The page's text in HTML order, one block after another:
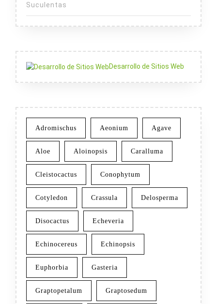
Suculentas
Desarrollo de Sitios Web
Adromischus Aeonium Agave
Aloe Aloinopsis Caralluma
Cleistocactus Conophytum
Cotyledon Crassula Delosperma
Disocactus Echeveria
Echinocereus Echinopsis
Euphorbia Gasteria
Graptopetalum Graptosedum